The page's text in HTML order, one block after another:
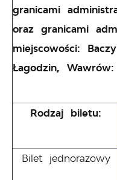
granicami
oraz granicami
miejscowości:
Łagodzin, Wawrów:
Rodzaj biletu:
Bilet jednorazowy